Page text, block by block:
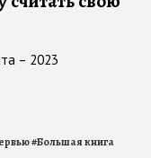
– 2023
#Большая книга